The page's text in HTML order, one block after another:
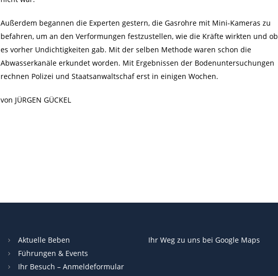
Außerdem begannen die Experten gestern, die Gasrohre mit Mini-Kameras zu
befahren, um an den Verformungen festzustellen, wie die Kräfte wirkten und ob
es vorher Undichtigkeiten gab. Mit der selben Methode waren schon die
Abwasserkanäle erkundet worden. Mit Ergebnissen der Bodenuntersuchungen
rechnen Polizei und Staatsanwaltschaf erst in einigen Wochen.
von JÜRGEN GÜCKEL
Aktuelle Beben
Führungen & Events
Ihr Besuch – Anmeldeformular
Ihr Weg zu uns beiGoogle Maps